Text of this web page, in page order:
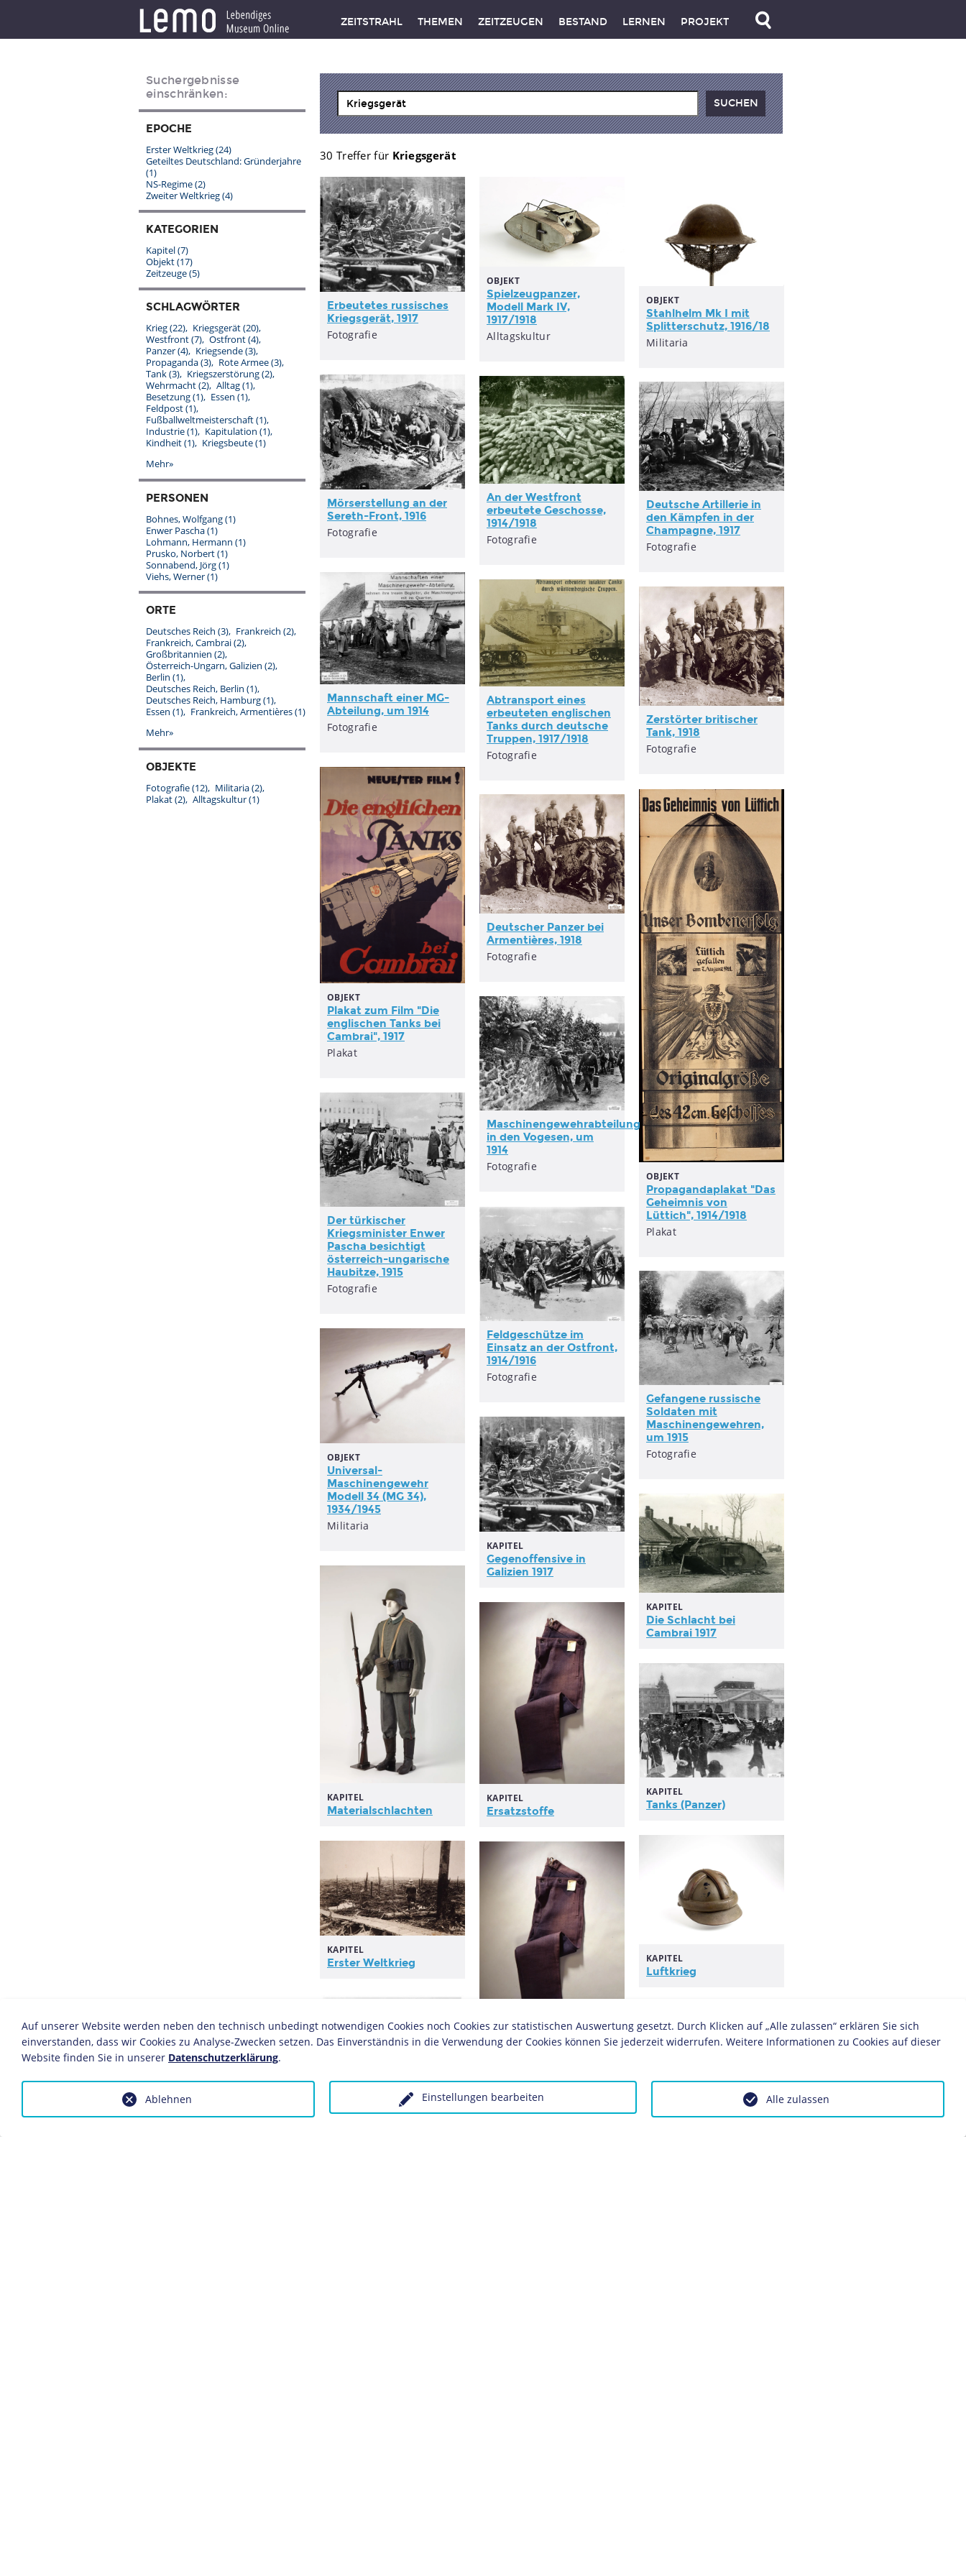
ZEITSTRAHL THEMEN ZEITZEUGEN BESTAND LERNEN PROJEKT
30 Treffer für Kriegsgerät
Erbeutetes russisches
Kriegsgerät, 1917
Fotografie
OBJEKT
Spielzeugpanzer,
Modell Mark IV,
1917/1918
Alltagskultur
OBJEKT
Stahlhelm Mk I mit
Splitterschutz, 1916/18
Militaria
Mörserstellung an der
Sereth-Front, 1916
Fotografie
An der Westfront
erbeutete Geschosse,
1914/1918
Fotografie
Deutsche Artillerie in
den Kämpfen in der
Champagne, 1917
Fotografie
Mannschaft einer MG-
Abteilung, um 1914
Fotografie
Abtransport eines
erbeuteten englischen
Tanks durch deutsche
Truppen, 1917/1918
Fotografie
Zerstörter britischer
Tank, 1918
Fotografie
OBJEKT
Plakat zum Film "Die
englischen Tanks bei
Cambrai", 1917
Plakat
OBJEKT
Propagandaplakat "Das
Geheimnis von
Lüttich", 1914/1918
Plakat
Deutscher Panzer bei
Armentières, 1918
Fotografie
Maschinengewehrabteilung
in den Vogesen, um
1914
Fotografie
Der türkischer
Kriegsminister Enwer
Pascha besichtigt
österreich-ungarische
Haubitze, 1915
Fotografie
Feldgeschütze im
Einsatz an der Ostfront,
1914/1916
Fotografie
Gefangene russische
Soldaten mit
Maschinengewehren,
um 1915
Fotografie
OBJEKT
Universal-
Maschinengewehr
Modell 34 (MG 34),
1934/1945
Militaria
KAPITEL
Gegenoffensive in
Galizien 1917
KAPITEL
Die Schlacht bei
Cambrai 1917
KAPITEL
Materialschlachten
KAPITEL
Ersatzstoffe
KAPITEL
Tanks (Panzer)
KAPITEL
Luftkrieg
KAPITEL
Erster Weltkrieg
Ersatzprodukte
ZEITZEUGE
Suchergebnisse
einschränken:
EPOCHE
Erster Weltkrieg(24)
Geteiltes Deutschland: Gründerjahre
(1)
NS-Regime(2)
Zweiter Weltkrieg(4)
KATEGORIEN
Kapitel(7)
Objekt(17)
Zeitzeuge(5)
SCHLAGWÖRTER
Krieg(22) Kriegsgerät(20)
Westfront(7) Ostfront(4)
Panzer(4) Kriegsende(3)
Propaganda(3) Rote Armee(3)
Tank(3) Kriegszerstörung(2)
Wehrmacht(2) Alltag(1)
Besetzung(1) Essen (1)
Feldpost(1)
Fußballweltmeisterschaft(1)
Industrie(1) Kapitulation (1)
Kindheit(1) Kriegsbeute(1)
Mehr»
PERSONEN
Bohnes, Wolfgang(1)
Enwer Pascha(1)
Lohmann, Hermann (1)
Prusko, Norbert(1)
Sonnabend, Jörg(1)
Viehs, Werner(1)
ORTE
Deutsches Reich (3) Frankreich (2)
Frankreich, Cambrai(2)
Großbritannien (2)
Österreich-Ungarn, Galizien (2)
Berlin (1)
Deutsches Reich, Berlin (1)
Deutsches Reich, Hamburg(1)
Essen (1) Frankreich, Armentières(1)
Mehr»
OBJEKTE
Fotografie(12) Militaria(2)
Plakat(2) Alltagskultur(1)
Auf unserer Website werden neben den technisch unbedingt notwendigen Cookies noch Cookies zur statistischen Auswertung gesetzt. Durch Klicken auf „Alle zulassen“ erklären Sie sich
einverstanden, dass wir Cookies zu Analyse-Zwecken setzen. Das Einverständnis in die Verwendung der Cookies können Sie jederzeit widerrufen. Weitere Informationen zu Cookies auf dieser
Website finden Sie in unserer Datenschutzerklärung.
Einstellungen bearbeiten
Ablehnen Alle zulassen